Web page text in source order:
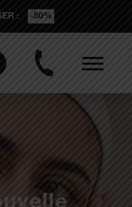
: -50%